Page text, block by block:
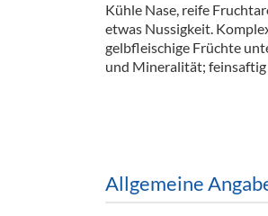
Gläser
Kühle Nase, reife
etwas Nussigkeit.
gelbfleischige Früchte
und Mineralität; feinsaftig
Allgemeine